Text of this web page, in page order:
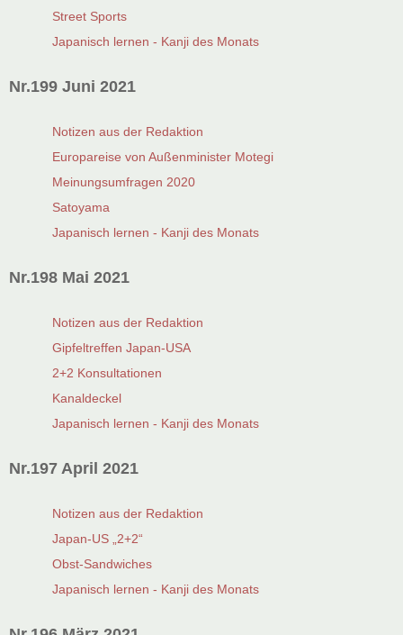
Street Sports
Japanisch lernen - Kanji des Monats
Nr.199 Juni 2021
Notizen aus der Redaktion
Europareise von Außenminister Motegi
Meinungsumfragen 2020
Satoyama
Japanisch lernen - Kanji des Monats
Nr.198 Mai 2021
Notizen aus der Redaktion
Gipfeltreffen Japan-USA
2+2 Konsultationen
Kanaldeckel
Japanisch lernen - Kanji des Monats
Nr.197 April 2021
Notizen aus der Redaktion
Japan-US „2+2“
Obst-Sandwiches
Japanisch lernen - Kanji des Monats